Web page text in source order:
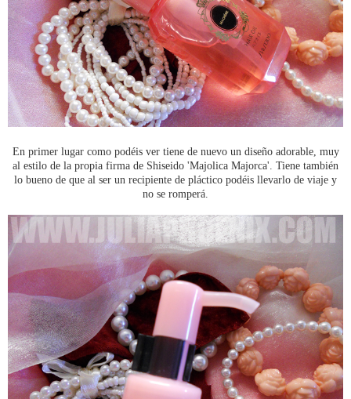
En primer lugar como podéis ver tiene de nuevo un diseño adorable, muy
al estilo de la propia firma de Shiseido 'Majolica Majorca'. Tiene también
lo bueno de que al ser un recipiente de pláctico podéis llevarlo de viaje y
no se romperá.